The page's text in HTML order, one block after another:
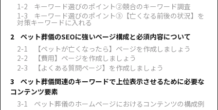
キーワード選びのポイント②競合のキーワード調査
キーワード選びのポイント③【亡くなる前後の状況】を
対策キーワードに入れる
ペット葬儀のSEOに強いページ構成と必須内容について
【ペットが亡くなったら】ページを作成しましょう
【費用】ページを作成しましょう
【よくある質問ページ】を作成しましょう
ペット葬儀関連のキーワードで上位表示させるために必要な
コンテンツ要素
ペット葬儀のホームページにおけるコンテンツの構成例